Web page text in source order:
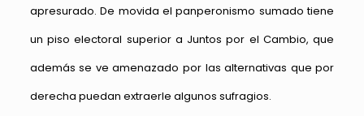
apresurado. De movida el panperonismo sumado tiene
un piso electoral superior a Juntos por el Cambio, que
además se ve amenazado por las alternativas que por
derecha puedan extraerle algunos sufragios.